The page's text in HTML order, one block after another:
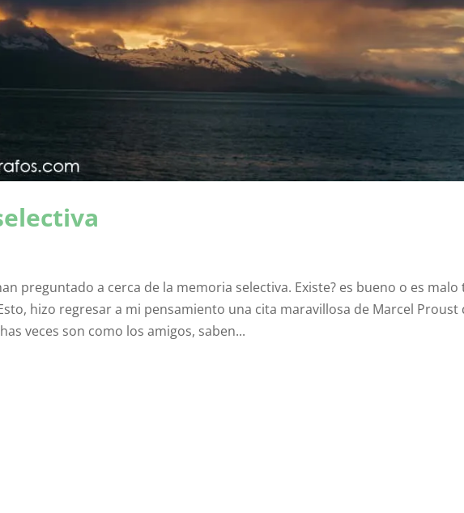
preguntado a cerca de la memoria selectiva. Existe? es bueno o es malo
hizo regresar a mi pensamiento una cita maravillosa de Marcel Proust
veces son como los amigos, saben...